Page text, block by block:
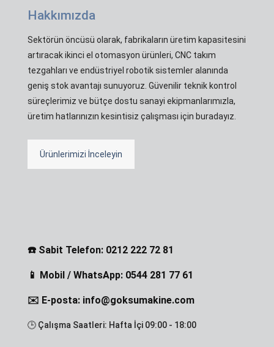
Hakkımızda
Sektörün öncüsü olarak, fabrikaların üretim kapasitesini
artıracak ikinci el otomasyon ürünleri, CNC takım
tezgahları ve endüstriyel robotik sistemler alanında
geniş stok avantajı sunuyoruz. Güvenilir teknik kontrol
süreçlerimiz ve bütçe dostu sanayi ekipmanlarımızla,
üretim hatlarınızın kesintisiz çalışması için buradayız.
Ürünlerimizi İnceleyin
☎️ Sabit Telefon: 0212 222 72 81
📱 Mobil / WhatsApp: 0544 281 77 61
✉️ E-posta: info@goksumakine.com
🕒 Çalışma Saatleri: Hafta İçi 09:00 - 18:00